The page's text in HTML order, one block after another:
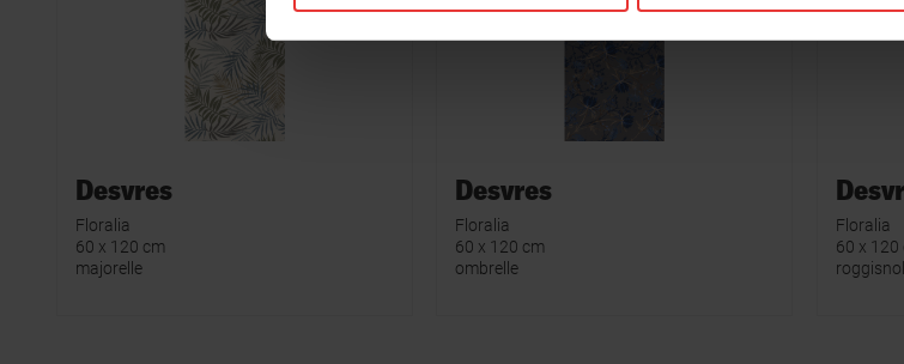
Desvres
Floralia
60 x 120 cm
majorelle
Desvres
Floralia
60 x 120 cm
ombrelle
Floralia
60 x 120
roggisnol